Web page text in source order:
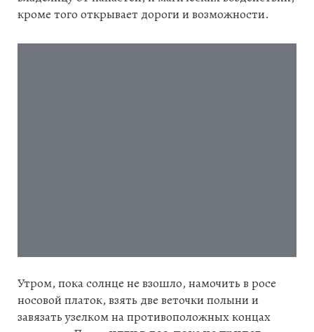
кроме того открывает дороги и возможности.
Утром, пока солнце не взошло, намочить в росе
носовой платок, взять две веточки полыни и
завязать узелком на противоположных концах